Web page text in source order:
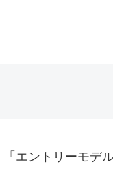
「エントリーモデ